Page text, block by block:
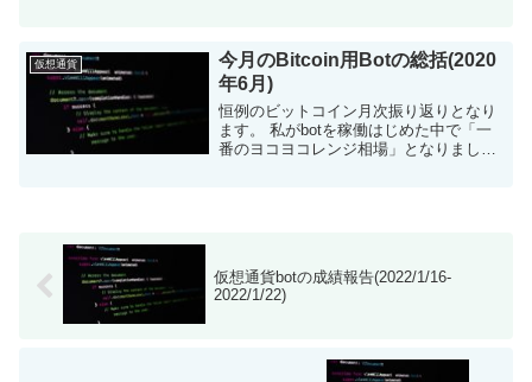
構築しました。現在...
仮想通貨
今月のBitcoin用Botの総括(2020
年6月)
恒例のビットコイン月次振り返りとなり
ます。 私がbotを稼働はじめた中で「一
番のヨコヨコレンジ相場」となりまし
仮想通貨botの成績報告(2022/1/16-
2022/1/22)